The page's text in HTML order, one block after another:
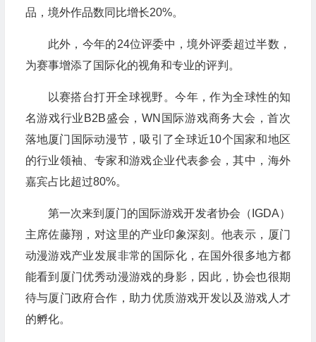
品，境外作品数同比增长20%。
此外，今年的24位评委中，境外评委超过半数，
为赛事增添了国际化的视角和专业的评判。
以赛搭台打开全球视野。今年，作为全球性的知
名游戏行业B2B盛会，WN国际游戏商务大会，首次
落地厦门国际动漫节，吸引了全球近10个国家和地区
的行业领袖、专家和游戏企业代表参会，其中，海外
嘉宾占比超过80%。
第一次来到厦门的国际游戏开发者协会（IGDA）
主席佐藤翔，对这里的产业印象深刻。他表示，厦门
动漫游戏产业发展非常的国际化，在国外很多地方都
能看到厦门优秀动漫游戏的身影，因此，协会也很期
待与厦门政府合作，助力优质游戏开发以及游戏人才
的孵化。